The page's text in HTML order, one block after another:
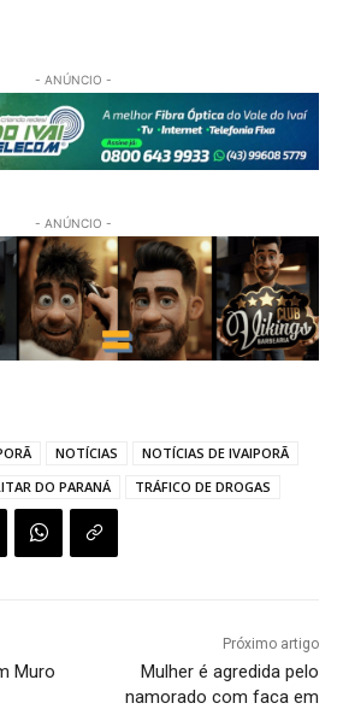
- ANÚNCIO -
- ANÚNCIO -
NOTÍCIAS
NOTÍCIAS DE IVAIPORÃ
DO PARANÁ TRÁFICO DE DROGAS
Muro
Próximo artigo
Mulher é agredida pelo
namorado com faca em